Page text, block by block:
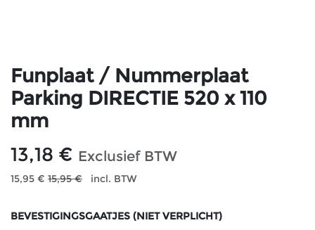
Funplaat / Nummerplaat
Parking DIRECTIE 520 x 110
mm
13,18 € Exclusief BTW
15,95 € 15,95€ incl. BTW
BEVESTIGINGSGAATJES (NIET VERPLICHT)